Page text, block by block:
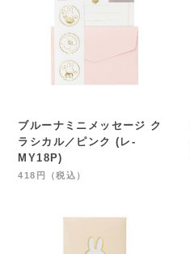
ブルーナミニメッセージ ク
ラシカル／ピンク (レ-
MY18P)
418円（税込）